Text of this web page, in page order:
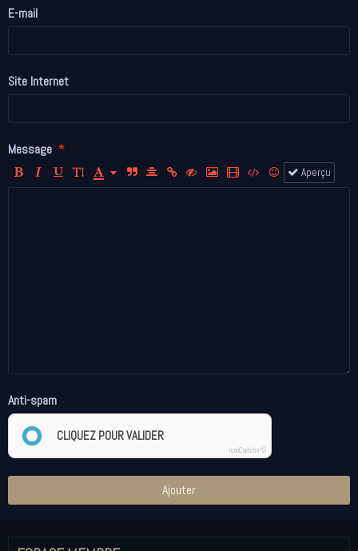
E-mail
Site Internet
Message
Aperçu
Anti-spam
CLIQUEZ POUR VALIDER
IconCaptcha ©
Ajouter